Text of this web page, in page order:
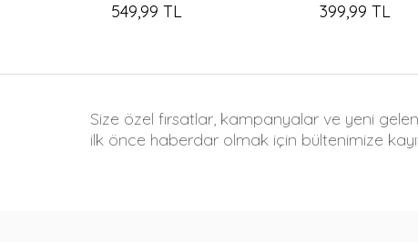
549,99 TL
399,99 TL
Size özel fırsatlar, kampanyalar ve yeni
ilk önce haberdar olmak için bültenimize